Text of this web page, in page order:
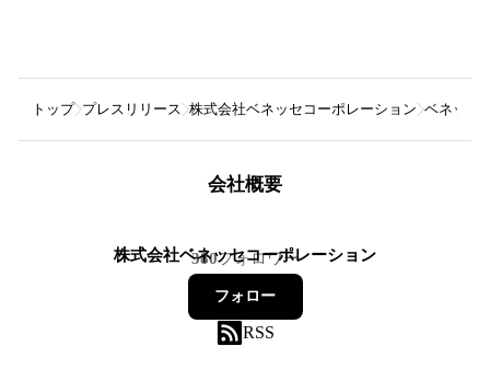
トップ プレスリリース 株式会社ベネッセコーポレーション ベネッセ
会社概要
株式会社ベネッセコーポレーション
380フォロワー
フォロー
RSS